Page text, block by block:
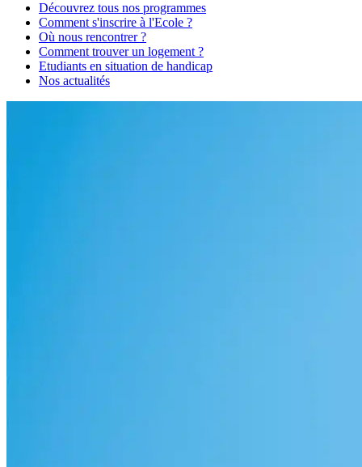
Découvrez tous nos programmes
Comment s'inscrire à l'Ecole ?
Où nous rencontrer ?
Comment trouver un logement ?
Etudiants en situation de handicap
Nos actualités